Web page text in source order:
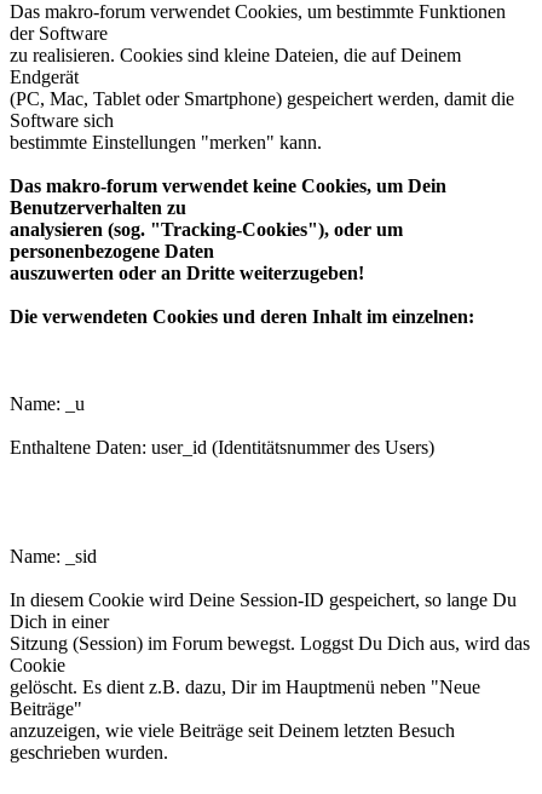
Das makro-forum verwendet Cookies, um bestimmte Funktionen
der Software
zu realisieren. Cookies sind kleine Dateien, die auf Deinem
Endgerät
(PC, Mac, Tablet oder Smartphone) gespeichert werden, damit die
Software sich
bestimmte Einstellungen "merken" kann.
Das makro-forum verwendet keine Cookies, um Dein
Benutzerverhalten zu
analysieren (sog. "Tracking-Cookies"), oder um
personenbezogene Daten
auszuwerten oder an Dritte weiterzugeben!
Die verwendeten Cookies und deren Inhalt im einzelnen:
Name: _u
Enthaltene Daten: user_id (Identitätsnummer des Users)
Name: _sid
In diesem Cookie wird Deine Session-ID gespeichert, so lange Du
Dich in einer
Sitzung (Session) im Forum bewegst. Loggst Du Dich aus, wird das
Cookie
gelöscht. Es dient z.B. dazu, Dir im Hauptmenü neben "Neue
Beiträge"
anzuzeigen, wie viele Beiträge seit Deinem letzten Besuch
geschrieben wurden.